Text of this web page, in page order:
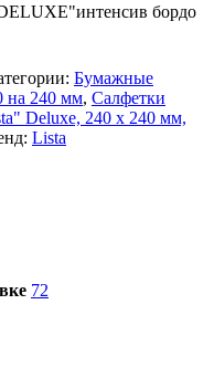
бордо
Бумажные
на 240 мм, Салфетки
Deluxe, 240 х 240 мм,
Lista
72